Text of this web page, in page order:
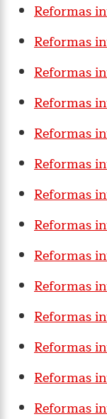
Reformas
Reformas
Reformas
Reformas
Reformas
Reformas
Reformas
Reformas
Reformas
Reformas
Reformas
Reformas
Reformas
Reformas